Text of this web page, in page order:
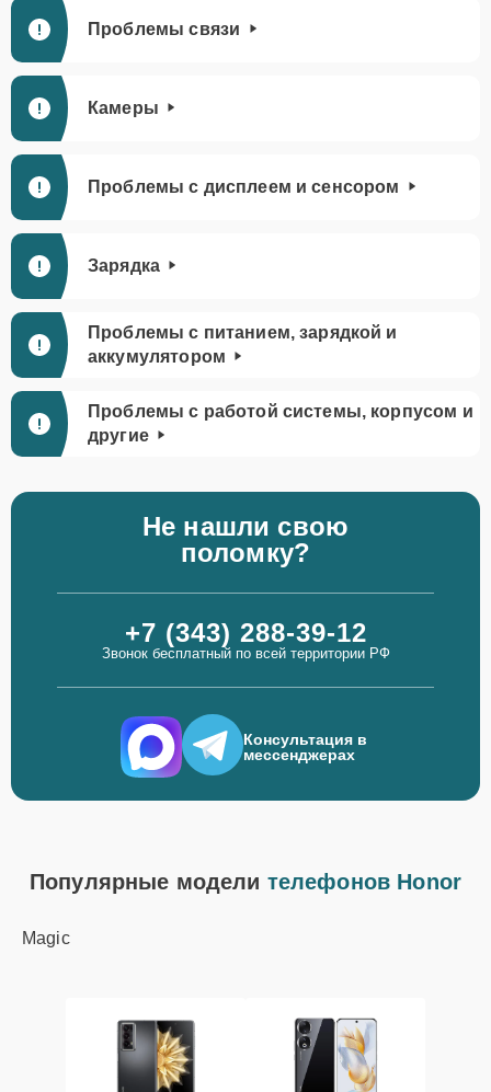
Проблемы связи
Камеры
Проблемы с дисплеем и сенсором
Зарядка
Проблемы с питанием, зарядкой и
аккумулятором
Проблемы с работой системы, корпусом и
другие
Не нашли свою
поломку?
+7 (343) 288-39-12
Звонок бесплатный по всей территории РФ
Консультация в
мессенджерах
Популярные модели телефонов Honor
Magic